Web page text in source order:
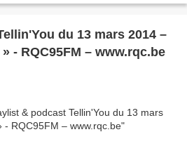
du 13 mars 2014 –
- RQC95FM – www.rqc.be